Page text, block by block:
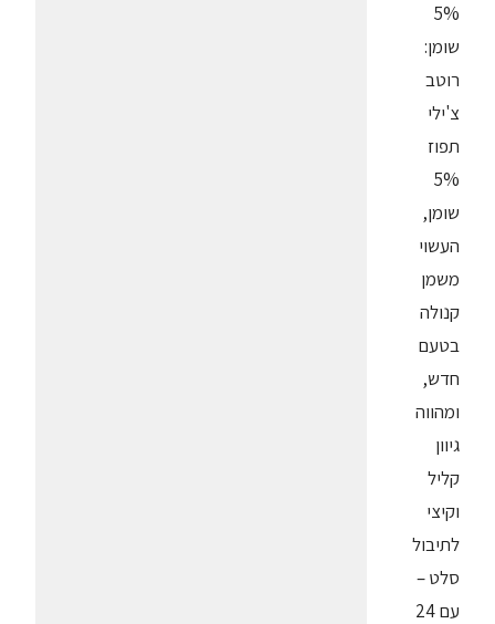
5%
שומן:
רוטב
צ'ילי
תפוז
5%
שומן,
העשוי
משמן
קנולה
בטעם
חדש,
ומהווה
גיוון
קליל
וקיצי
לתיבול
סלט –
עם 24